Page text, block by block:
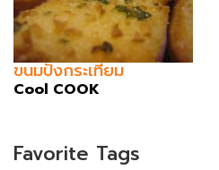
ขนมปังกระเทียม
Cool COOK
Favorite Tags